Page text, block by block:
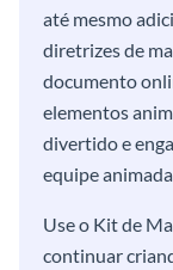
até mesmo
diretrizes de
documento
elementos
divertido e
equipe
Use o Kit de
continuar